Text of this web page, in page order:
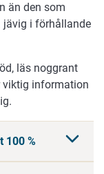
än den som
jävig i förhållande
läs noggrant
viktig information
100 %